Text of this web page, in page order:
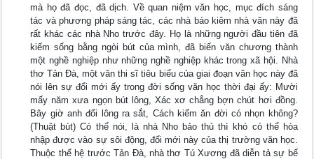
mà họ đã đọc, đã dịch. Về quan niệm văn học, mục đích sáng
tác và phương pháp sáng tác, các nhà báo kiêm nhà văn này đã
rất khác các nhà Nho trước đây. Họ là những người đầu tiên đã
kiếm sống bằng ngòi bút của mình, đã biến văn chương thành
một nghề nghiệp như những nghề nghiệp khác trong xã hội. Nhà
thơ Tản Đà, một văn thi sĩ tiêu biểu của giai đoạn văn học này đã
nói lên sự đổi mới ấy trong đời sống văn học thời đại ấy: Mười
mấy năm xưa ngọn bút lông, Xác xơ chẳng bợn chút hơi đồng.
Bây giờ anh đổi lông ra sắt, Cách kiếm ăn đời có nhọn không?
(Thuật bút) Có thể nói, là nhà Nho bảo thủ thì khó có thể hòa
nhập được vào sự sôi động, đổi mới này của thị trường văn học.
Thuộc thế hệ trước Tản Đà, nhà thơ Tú Xương đã diễn tả sự bế